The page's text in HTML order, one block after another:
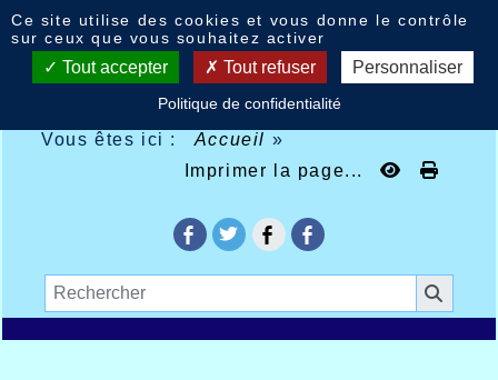
Vous êtes ici : Accueil »
Imprimer la page...
Ce site utilise des cookies et vous donne le contrôle
sur ceux que vous souhaitez activer
Tout accepter Tout refuser Personnaliser
Politique de confidentialité